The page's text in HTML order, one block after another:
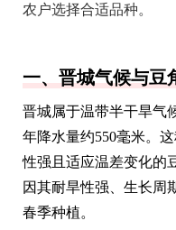
农户选择合适品种。
一、晋城气候与豆
晋城属于温带半干旱气
年降水量约550毫米。
性强且适应温差变化的
因其耐旱性强、生长周
春季种植。